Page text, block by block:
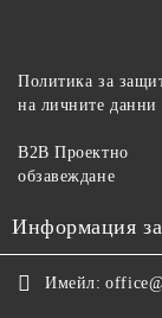
Политика за
на личните данни
B2B Проектно
обзавеждане
Информация
Имейл: